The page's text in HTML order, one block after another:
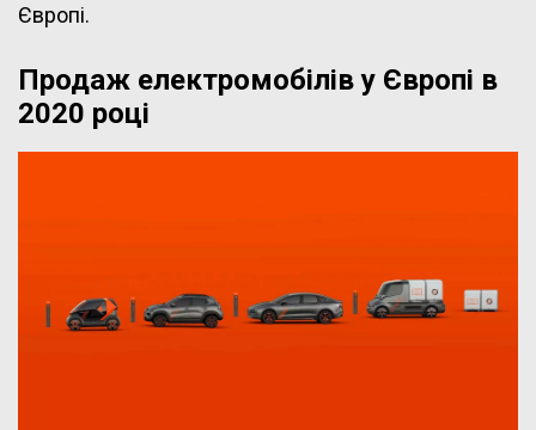
Європі.
Продаж електромобілів у Європі в
2020 році